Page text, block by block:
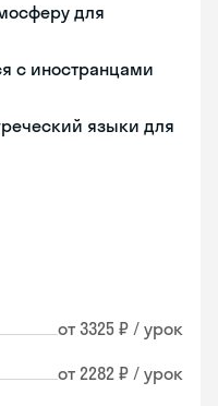
для
с иностранцами
языки для
от 3325 ₽ / урок
от 2282 ₽ / урок